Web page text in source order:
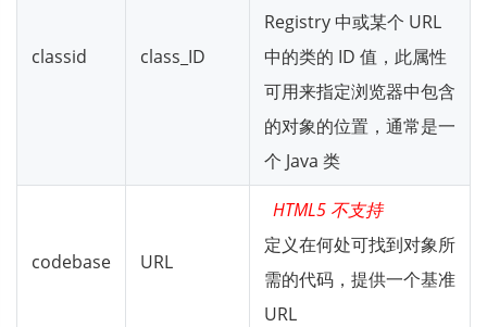
classid class_ID
Registry 中或某个 URL
中的类的 ID 值，此属性
可用来指定浏览器中包含
的对象的位置，通常是一
个 Java 类
codebase URL
HTML5 不支持
定义在何处可找到对象所
需的代码，提供一个基准
URL